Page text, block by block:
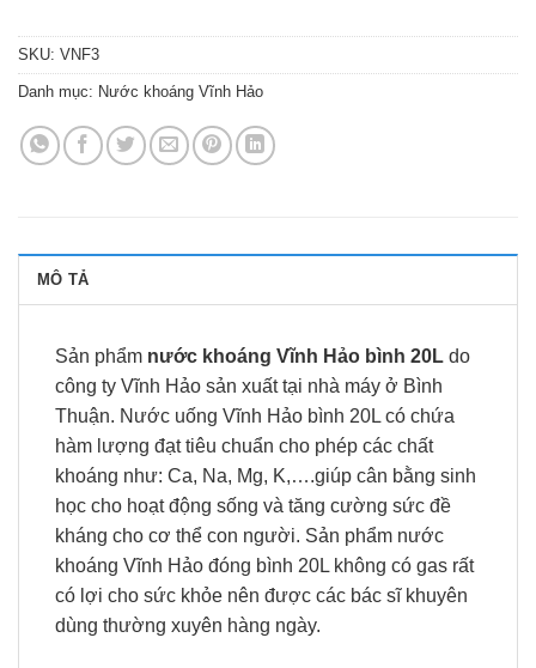
SKU: VNF3
Danh mục: Nước khoáng Vĩnh Hảo
MÔ TẢ
Sản phẩm nước khoáng Vĩnh Hảo bình 20L do
công ty Vĩnh Hảo sản xuất tại nhà máy ở Bình
Thuận. Nước uống Vĩnh Hảo bình 20L có chứa
hàm lượng đạt tiêu chuẩn cho phép các chất
khoáng như: Ca, Na, Mg, K,….giúp cân bằng sinh
học cho hoạt động sống và tăng cường sức đề
kháng cho cơ thể con người. Sản phẩm nước
khoáng Vĩnh Hảo đóng bình 20L không có gas rất
có lợi cho sức khỏe nên được các bác sĩ khuyên
dùng thường xuyên hàng ngày.